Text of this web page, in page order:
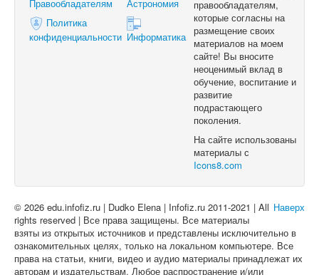
Правообладателям
Политика
конфиденциальности
Астрономия
Информатика
правообладателям,
которые согласны на
размещение своих
материалов на моем
сайте! Вы вносите
неоценимый вклад в
обучение, воспитание и
развитие
подрастающего
поколения.
На сайте использованы
материалы с
Icons8.com
Наверх
© 2026 edu.infofiz.ru | Dudko Elena | Infofiz.ru 2011-2021 | All
rights reserved | Все права защищены. Все материалы
взяты из открытых источников и представлены исключительно в
ознакомительных целях, только на локальном компьютере. Все
права на статьи, книги, видео и аудио материалы принадлежат их
авторам и издательствам. Любое распространение и/или